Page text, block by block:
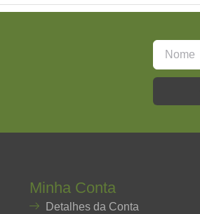
Minha Conta
Detalhes da Conta